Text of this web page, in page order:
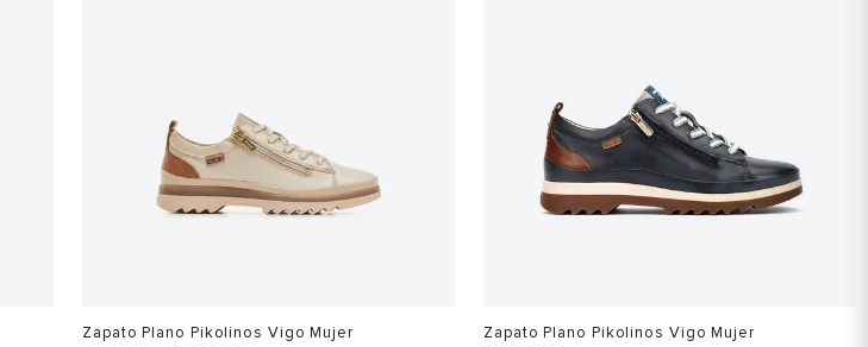
Zapato Plano Pikolinos Vigo Mujer
Zapato Plano Pikolinos Vigo Mujer